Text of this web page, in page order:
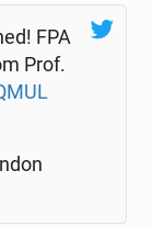
FPA
Prof.